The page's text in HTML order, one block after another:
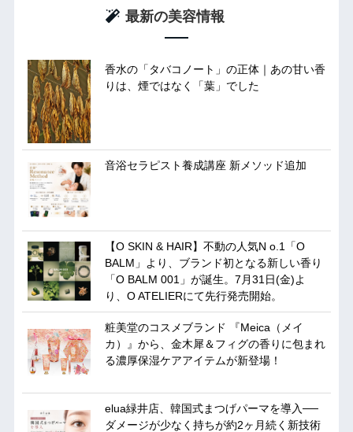
最新の美容情報
香水の「タバコノート」の正体｜あの甘い香
りは、煙ではなく「葉」でした
音浴セラピスト養成講座 新メソッド追加
【O SKIN & HAIR】不動の人気N o.1「O
BALM」より、ブランド初となる新しい香り
「O BALM 001」が誕生。7月31日(金)よ
り、O ATELIERにて先行発売開始。
粧美堂のコスメブランド 『Meica（メイ
カ）』から、金木犀＆フィグの香りに包まれ
る濃厚保湿ケアアイテムが新登場！
elua緑井店、韓国式まつげパーマを導入──
ダメージが少なく持ちが約2ヶ月続く新技術